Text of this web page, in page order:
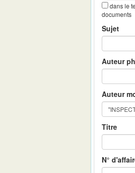
dans le
documents
Sujet
Auteur
Auteur
Titre
N°